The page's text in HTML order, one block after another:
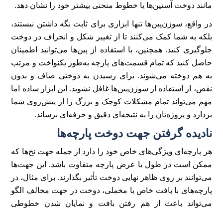
مانند دوخت آستین‌ها یا خطوط منحنی بیشتر خود را نشان دهد.
در واقع، سوزن‌پین‌ها تنها ابزاری برای ثابت نگه داشتن نیستند،
بلکه به شما کمک می‌کنند تا از تغییر شکل و انحراف در دوخت
جلوگیری کنید. همچنین، با استفاده از پین‌ها می‌توانید اطمینان
حاصل کنید که تمام قسمت‌های پارچه به‌طور یکنواخت و مرتب
به هم دوخته می‌شوند. برای رسیدن به دوختی صاف و بدون
نقص، از استفاده از سوزن‌پین‌ها غافل نشوید. این ابزار ساده اما
مهم می‌تواند تمام مشکلات کوچک و بزرگ را از پیش‌روی شما
بردارد و پروژه‌تان را به نتیجه‌ای دقیق و حرفه‌ای برساند.
نادیده گرفتن جهت دوخت پارچه‌ها
هر پارچه‌ای ویژگی‌های خاص خود را دارد از جمله جهت نخ‌ها که
ممکن است در طول یا عرض پارچه متفاوت باشد. این جهت‌ها
می‌توانند بر روی ظاهر نهایی دوخت تأثیر بگذارند. برای مثال، در
پارچه‌های با بافت خاص یا مخملی، دوخت در جهت مخالف الگو
می‌تواند باعث از هم رفتن بافت و نمایان شدن خطوطی